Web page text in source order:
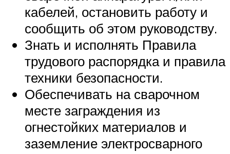
кабелей, остановить работу и
сообщить об этом руководству.
Знать и исполнять Правила
трудового распорядка и правила
техники безопасности.
Обеспечивать на сварочном
месте заграждения из
огнестойких материалов и
заземление электросварного